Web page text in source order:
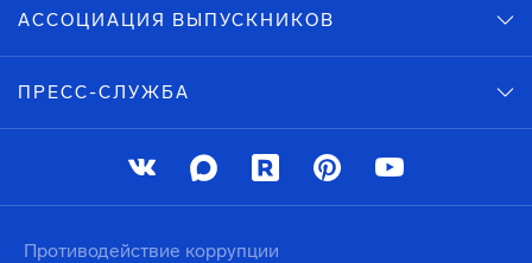
АССОЦИАЦИЯ ВЫПУСКНИКОВ
ПРЕСС-СЛУЖБА
Противодействие коррупции